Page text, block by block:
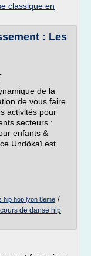
classique en
: Les
de la
de vous faire
activités pour
secteurs :
enfants &
Undôkaï est...
hip hop lyon 8eme /
cours de danse hip